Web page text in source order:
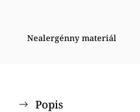
Nealergénny materiál
Popis